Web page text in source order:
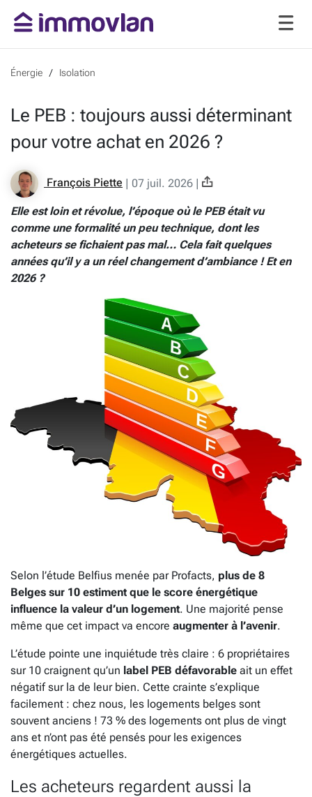
Énergie Isolation
Le PEB : toujours aussi déterminant
pour votre achat en 2026 ?
François Piette | 07 juil. 2026 |
Elle est loin et révolue, l’époque où le PEB était vu
comme une formalité un peu technique, dont les
acheteurs se fichaient pas mal… Cela fait quelques
années qu’il y a un réel changement d’ambiance ! Et en
2026 ?
Selon l’étude Belfius menée par Profacts, plus de 8
Belges sur 10 estiment que le score énergétique
influence la valeur d’un logement. Une majorité pense
même que cet impact va encore augmenter à l’avenir.
L’étude pointe une inquiétude très claire : 6 propriétaires
sur 10 craignent qu’un label PEB défavorable ait un effet
négatif sur la de leur bien. Cette crainte s’explique
facilement : chez nous, les logements belges sont
souvent anciens ! 73 % des logements ont plus de vingt
ans et n’ont pas été pensés pour les exigences
énergétiques actuelles.
Les acheteurs regardent aussi la